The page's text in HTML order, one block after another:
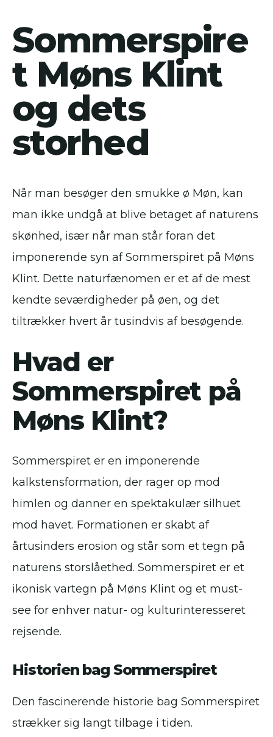
Sommerspire
t Møns Klint
og dets
storhed
Når man besøger den smukke ø Møn, kan
man ikke undgå at blive betaget af naturens
skønhed, især når man står foran det
imponerende syn af Sommerspiret på Møns
Klint. Dette naturfænomen er et af de mest
kendte seværdigheder på øen, og det
tiltrækker hvert år tusindvis af besøgende.
Hvad er
Sommerspiret på
Møns Klint?
Sommerspiret er en imponerende
kalkstensformation, der rager op mod
himlen og danner en spektakulær silhuet
mod havet. Formationen er skabt af
årtusinders erosion og står som et tegn på
naturens storslåethed. Sommerspiret er et
ikonisk vartegn på Møns Klint og et must-
see for enhver natur- og kulturinteresseret
rejsende.
Historien bag Sommerspiret
Den fascinerende historie bag Sommerspiret
strækker sig langt tilbage i tiden.